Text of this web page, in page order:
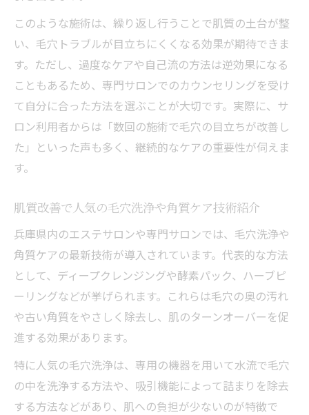
このような施術は、繰り返し行うことで肌質の土台が整
い、毛穴トラブルが目立ちにくくなる効果が期待できま
す。ただし、過度なケアや自己流の方法は逆効果になる
こともあるため、専門サロンでのカウンセリングを受け
て自分に合った方法を選ぶことが大切です。実際に、サ
ロン利用者からは「数回の施術で毛穴の目立ちが改善し
た」といった声も多く、継続的なケアの重要性が伺えま
す。
肌質改善で人気の毛穴洗浄や角質ケア技術紹介
兵庫県内のエステサロンや専門サロンでは、毛穴洗浄や
角質ケアの最新技術が導入されています。代表的な方法
として、ディープクレンジングや酵素パック、ハーブピ
ーリングなどが挙げられます。これらは毛穴の奥の汚れ
や古い角質をやさしく除去し、肌のターンオーバーを促
進する効果があります。
特に人気の毛穴洗浄は、専用の機器を用いて水流で毛穴
の中を洗浄する方法や、吸引機能によって詰まりを除去
する方法などがあり、肌への負担が少ないのが特徴で